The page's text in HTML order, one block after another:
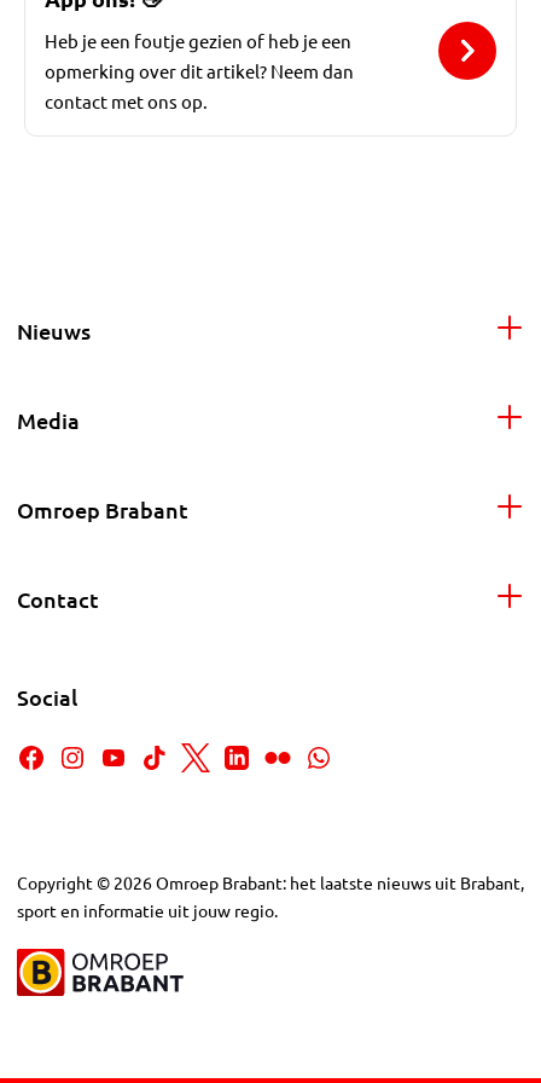
Heb je een foutje gezien of heb je een
opmerking over dit artikel? Neem dan
contact met ons op.
Nieuws
Media
Omroep Brabant
Contact
Social
Copyright © 2026Omroep Brabant: het laatste nieuws uit Brabant,
sport en informatie uit jouw regio.